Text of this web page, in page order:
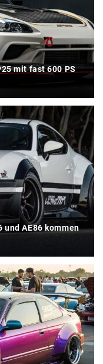
mit fast 600 PS
und AE86 kommen